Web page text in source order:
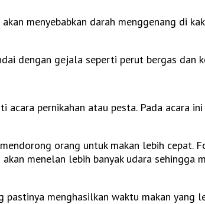
menyebabkan darah menggenang di
dengan gejala seperti perut bergas dan
pernikahan atau pesta. Pada acara
orang untuk makan lebih cepat.
menelan lebih banyak udara sehingga
menghasilkan waktu makan yang